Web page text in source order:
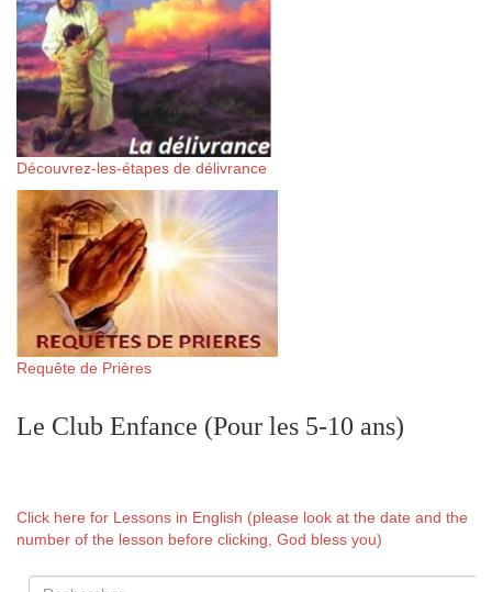
Découvrez-les-étapes de délivrance
Requête de Prières
Le Club Enfance (Pour les 5-10 ans)
Click here for Lessons in English (please look at the date and the
number of the lesson before clicking, God bless you)